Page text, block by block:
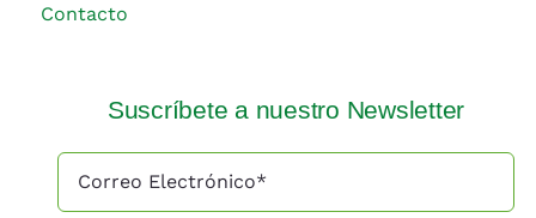
Contacto
Suscríbete a nuestro Newsletter